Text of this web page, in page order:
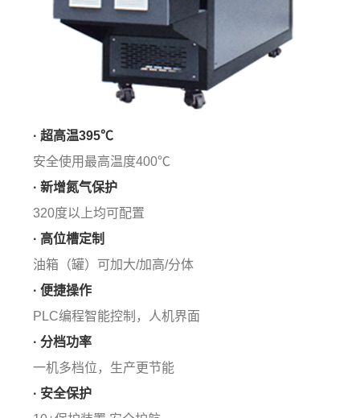
· 超高温395℃
安全使用最高温度400℃
· 新增氮气保护
320度以上均可配置
· 高位槽定制
油箱（罐）可加大/加高/分体
· 便捷操作
PLC编程智能控制，人机界面
· 分档功率
一机多档位，生产更节能
· 安全保护